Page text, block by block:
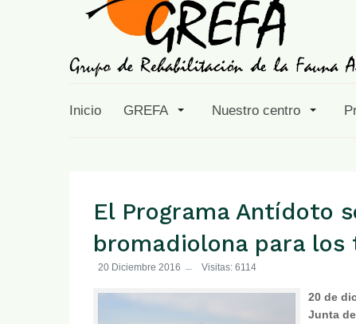
Inicio GREFA Nuestro centro
El Programa Antídoto
bromadiolona para
20 Diciembre 2016 Visitas: 6114
20 de
Junta